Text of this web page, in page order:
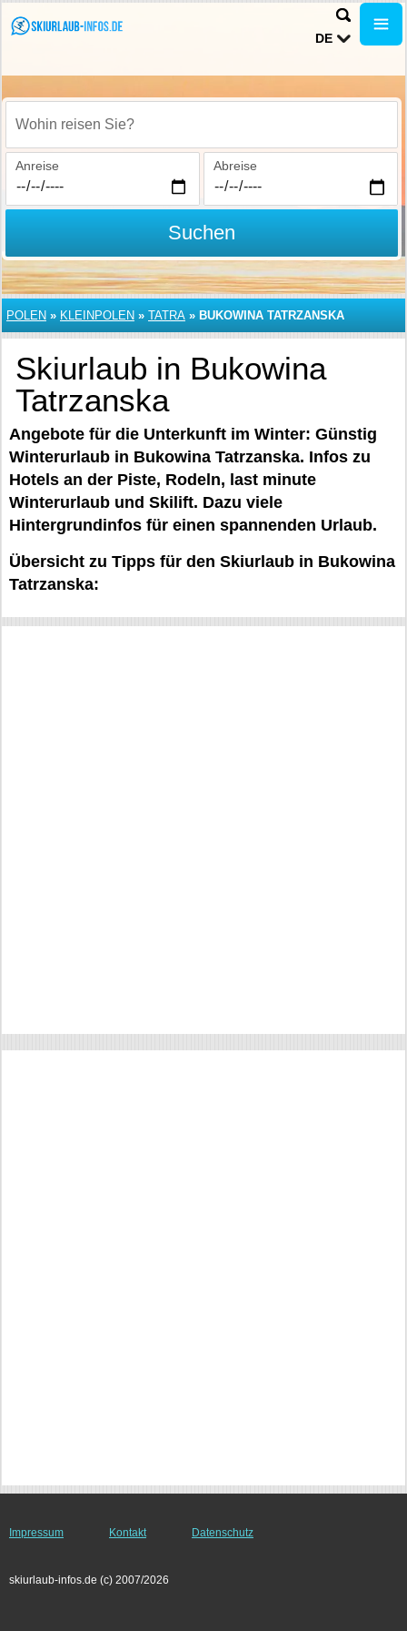
DE
Wohin reisen Sie?
Anreise Abreise
Suchen
POLEN » KLEINPOLEN » TATRA » BUKOWINA TATRZANSKA
Skiurlaub in Bukowina
Tatrzanska
Angebote für die Unterkunft im Winter: Günstig
Winterurlaub in Bukowina Tatrzanska. Infos zu
Hotels an der Piste, Rodeln, last minute
Winterurlaub und Skilift. Dazu viele
Hintergrundinfos für einen spannenden Urlaub.
Übersicht zu Tipps für den Skiurlaub in Bukowina
Tatrzanska:
Impressum Kontakt Datenschutz
skiurlaub-infos.de (c) 2007/2026